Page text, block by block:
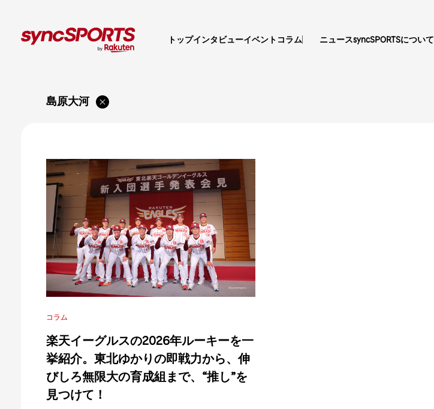
トップインタビューイベント コラム ニュースsyncSPORTSについて
島原大河
コラム
楽天イーグルスの2026年ルーキーを一
挙紹介。東北ゆかりの即戦力から、伸
びしろ無限大の育成組まで、“推し”を
見つけて！